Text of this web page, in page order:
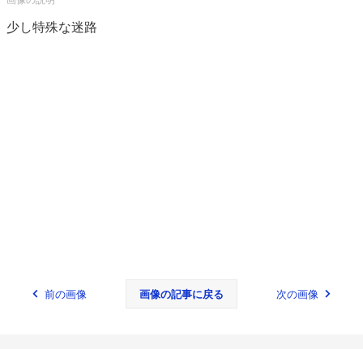
少し特殊な迷路
前の画像 画像の記事に戻る 次の画像